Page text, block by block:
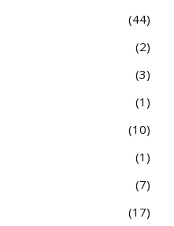
44
2
3
1
10
1
7
17